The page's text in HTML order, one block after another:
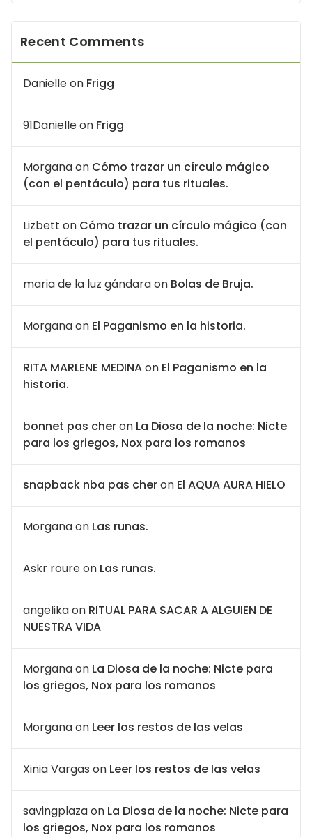
Recent Comments
Danielleon Frigg
91Danielleon Frigg
Morganaon Cómo trazar un círculo mágico
(con el pentáculo) para tus rituales.
Lizbett on Cómo trazar un círculo mágico (con
el pentáculo) para tus rituales.
maria de la luz gándaraon Bolas de Bruja.
Morganaon El Paganismo en la historia.
RITA MARLENE MEDINAon El Paganismo en la
historia.
bonnet pas cheron La Diosa de la noche: Nicte
para los griegos, Nox para los romanos
snapback nba pas cheron El AQUA AURA HIELO
Morganaon Las runas.
Askr roureon Las runas.
angelikaon RITUAL PARA SACAR A ALGUIEN DE
NUESTRA VIDA
Morganaon La Diosa de la noche: Nicte para
los griegos, Nox para los romanos
Morganaon Leer los restos de las velas
Xinia Vargas on Leer los restos de las velas
savingplazaon La Diosa de la noche: Nicte para
los griegos, Nox para los romanos